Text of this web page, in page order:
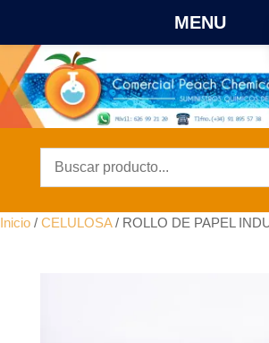
Inicio / CELULOSA/ ROLLO DE PAPEL
MENU